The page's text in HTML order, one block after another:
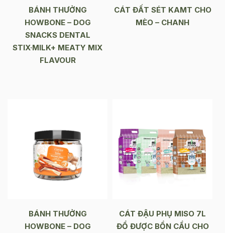
BÁNH THƯỞNG
HOWBONE – DOG
SNACKS DENTAL
STIX·MILK+ MEATY MIX
FLAVOUR
CÁT ĐẤT SÉT KAMT CHO
MÈO – CHANH
BÁNH THƯỞNG
HOWBONE – DOG
CÁT ĐẬU PHỤ MISO 7L
ĐỔ ĐƯỢC BỒN CẦU CHO